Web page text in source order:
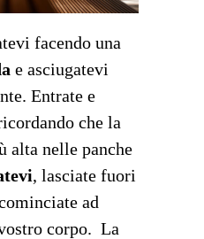
facendo una
e asciugatevi
Entrate e
che la
alta nelle panche
, lasciate fuori
ad
corpo. La